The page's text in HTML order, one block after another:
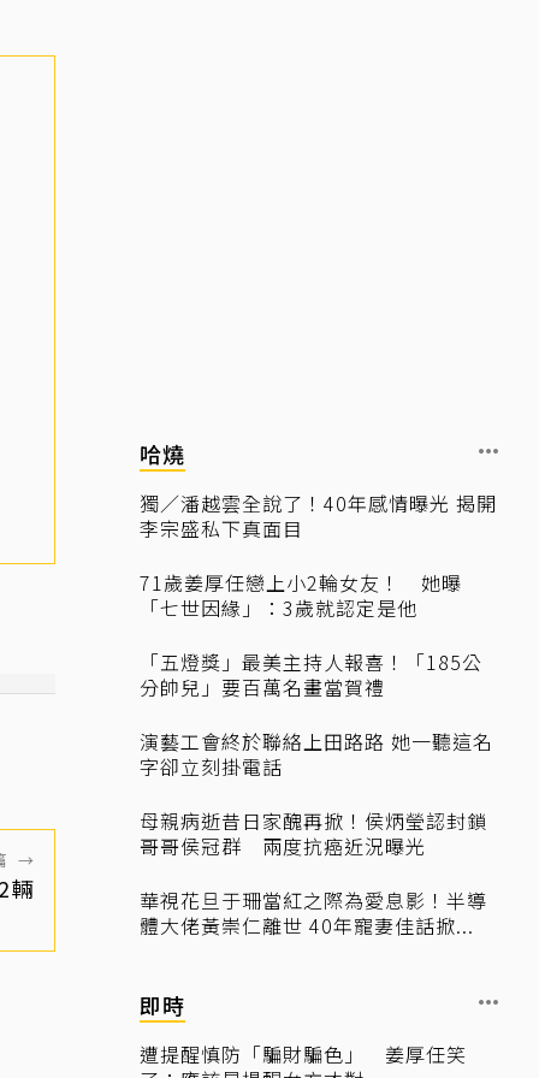
→
輛
哈燒
獨／潘越雲全說了！40年感情曝光 揭開
李宗盛私下真面目
71歲姜厚任戀上小2輪女友！ 她曝
「七世因緣」：3歲就認定是他
「五燈獎」最美主持人報喜！「185公
分帥兒」要百萬名畫當賀禮
演藝工會終於聯絡上田路路 她一聽這名
字卻立刻掛電話
母親病逝昔日家醜再掀！侯炳瑩認封鎖
哥哥侯冠群 兩度抗癌近況曝光
華視花旦于珊當紅之際為愛息影！半導
體大佬黃崇仁離世 40年寵妻佳話掀...
即時
遭提醒慎防「騙財騙色」 姜厚任笑